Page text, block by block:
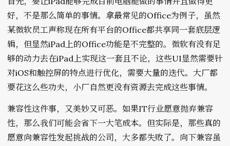
好，不是那么简单的事情。拿最常见的Office为例子，虽然
某微软员工声称现在所有平台的Office都共享同一套底层逻
辑，但显然iPad上的Office功能是不完整的。微软有没有足
够的动力去在iPad上实现这一套且不论，这些UI显然需要针
对iOS和触控屏的特点进行优化，需要大量的迭代。大厂都
要花这么些功夫，小厂自然更没有资源去完成这些事情。
兼容性这件事，又美妙又可恶。如果IT行业愿意抛弃兼容
性，那么我们可能会省下一大笔成本。但实际是，那些真的
愿意向兼容性发起挑战的公司，大多都失败了。向下兼容虽